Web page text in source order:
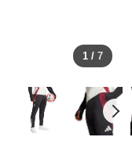
1 / 7